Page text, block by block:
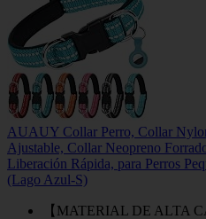
AUAUY Collar Perro, Collar
Ajustable, Collar Neopreno
Liberación Rápida, para Perros
(Lago Azul-S)
【MATERIAL DE ALTA